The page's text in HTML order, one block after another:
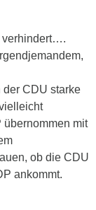
verhindert….
der CDU starke
mit
ob die CDU
ankommt.